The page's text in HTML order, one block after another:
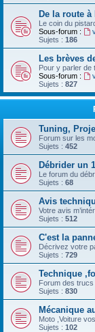
De la route
Le coin du
Sous-forum :
Sujets : 186
Les brèves
Pour y parler de
Sous-forum :
Sujets : 827
Tuning,
Forum sur les
Sujets : 452
Débrider un
Le forum du
Sujets : 68
Avis
Votre avis
Sujets : 512
C'est la
Décrivez votre
Sujets : 729
Technique
Forum des
Sujets : 830
Mécanique
Moto ,Voiture
Sujets : 102